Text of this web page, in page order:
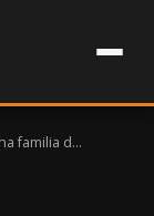
familia d...